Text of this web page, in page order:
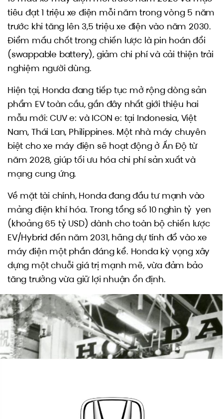
tiêu đạt 1 triệu xe điện mỗi năm trong vòng 5 năm
trước khi tăng lên 3,5 triệu xe điện vào năm 2030.
Điểm mấu chốt trong chiến lược là pin hoán đổi
(swappable battery), giảm chi phí và cải thiện trải
nghiệm người dùng.
Hiện tại, Honda đang tiếp tục mở rộng dòng sản
phẩm EV toàn cầu, gần đây nhất giới thiệu hai
mẫu mới: CUV e: và ICON e: tại Indonesia, Việt
Nam, Thái Lan, Philippines. Một nhà máy chuyên
biệt cho xe máy điện sẽ hoạt động ở Ấn Độ từ
năm 2028, giúp tối ưu hóa chi phí sản xuất và
mạng cung ứng.
Về mặt tài chính, Honda đang đầu tư mạnh vào
mảng điện khí hóa. Trong tổng số 10 nghìn tỷ yen
(khoảng 65 tỷ USD) dành cho toàn bộ chiến lược
EV/Hybrid đến năm 2031, hãng dự tính đổ vào xe
máy điện một phần đáng kể. Honda kỳ vọng xây
dựng một chuỗi giá trị mạnh mẽ, vừa đảm bảo
tăng trưởng vừa giữ lợi nhuận ổn định.